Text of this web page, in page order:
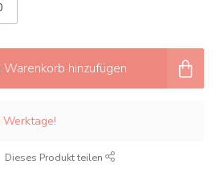
Warenkorb hinzufügen
Dieses Produkt teilen